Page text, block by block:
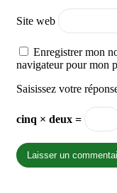
Site web
Enregistrer mon
navigateur pour mon
Saisissez votre
cinq × deux =